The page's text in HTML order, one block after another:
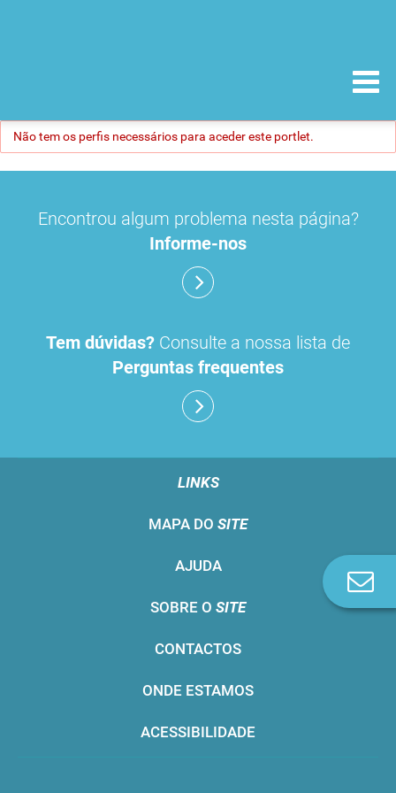
Não tem os perfis necessários para aceder este portlet.
Encontrou algum problema nesta página?
Informe-nos
Tem dúvidas? Consulte a nossa lista de
Perguntas frequentes
LINKS
MAPA DO SITE
AJUDA
SOBRE O SITE
CONTACTOS
ONDE ESTAMOS
ACESSIBILIDADE